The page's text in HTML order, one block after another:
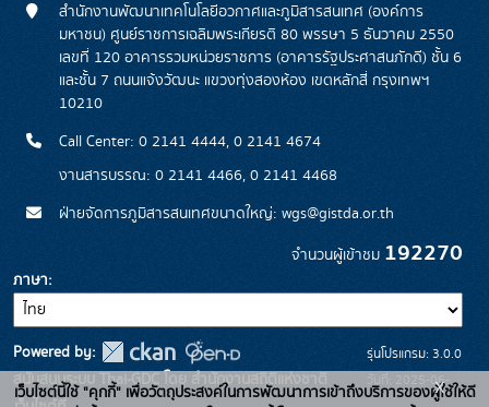
สำนักงานพัฒนาเทคโนโลยีอวกาศและภูมิสารสนเทศ (องค์การ
มหาชน) ศูนย์ราชการเฉลิมพระเกียรติ 80 พรรษา 5 ธันวาคม 2550
เลขที่ 120 อาคารรวมหน่วยราชการ (อาคารรัฐประศาสนภักดี) ชั้น 6
และชั้น 7 ถนนแจ้งวัฒนะ แขวงทุ่งสองห้อง เขตหลักสี่ กรุงเทพฯ
10210
Call Center: 0 2141 4444, 0 2141 4674
งานสารบรรณ: 0 2141 4466, 0 2141 4468
ฝ่ายจัดการภูมิสารสนเทศขนาดใหญ่: wgs@gistda.or.th
จำนวนผู้เข้าชม 192270
ภาษา
Powered by:
สนับสนุนระบบ Thai-GDC โดย สำนักงานสถิติแห่งชาติ
รุ่นโปรแกรม: 3.0.0
วันที่: 2025-06-
เว็บไซต์นี้ใช้ "คุกกี้" เพื่อวัตถุประสงค์ในการพัฒนาการเข้าถึงบริการของผู้ใช้ให้ดี
x